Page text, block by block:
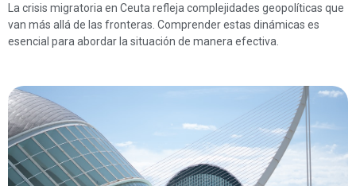
La crisis migratoria en Ceuta refleja complejidades geopolíticas que
van más allá de las fronteras. Comprender estas dinámicas es
esencial para abordar la situación de manera efectiva.